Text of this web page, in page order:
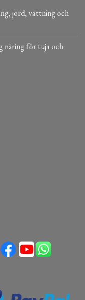
jord, vattning och
näring för tuja och